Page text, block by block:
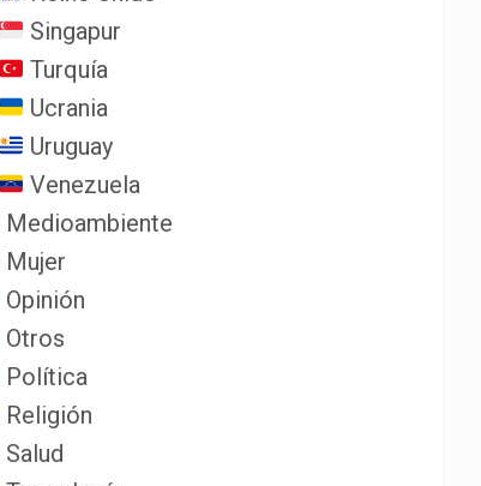
Singapur
Turquía
Ucrania
Uruguay
Venezuela
Medioambiente
Mujer
Opinión
Otros
Política
Religión
Salud